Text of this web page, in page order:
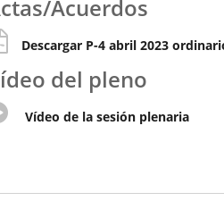
Acuerdos
Descargar P-4 abril 2023
del pleno
Vídeo de la sesión plenaria
a